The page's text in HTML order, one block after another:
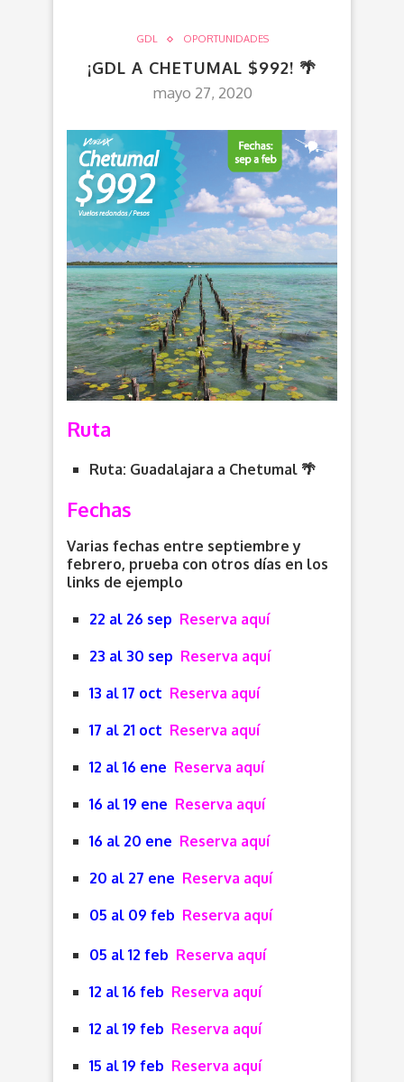
GDL OPORTUNIDADES
¡GDL A CHETUMAL $992! 🌴
mayo 27, 2020
Ruta
Ruta: Guadalajara a Chetumal 🌴
Fechas
Varias fechas entre septiembre y
febrero, prueba con otros días en los
links de ejemplo
22 al 26 sep Reserva aquí
23 al 30 sep Reserva aquí
13 al 17 oct Reserva aquí
17 al 21 oct Reserva aquí
12 al 16 ene Reserva aquí
16 al 19 ene Reserva aquí
16 al 20 ene Reserva aquí
20 al 27 ene Reserva aquí
05 al 09 feb Reserva aquí
05 al 12 feb Reserva aquí
12 al 16 feb Reserva aquí
12 al 19 feb Reserva aquí
15 al 19 feb Reserva aquí